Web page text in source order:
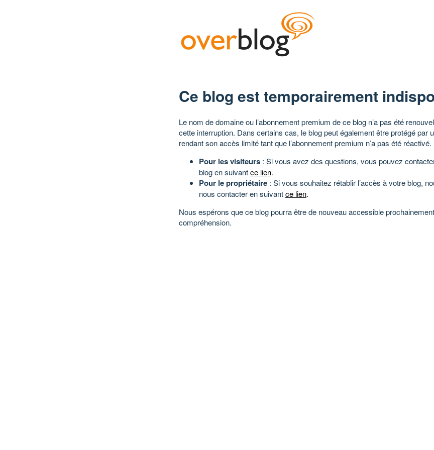
Ce blog est temporairement
Le nom de domaine ou l’abonnement premium de ce blog n’a pas été
cette interruption. Dans certains cas, le blog peut également être protégé par
rendant son accès limité tant que l’abonnement premium n’a pas été réactivé.
Pour les visiteurs : Si vous avez des questions, vous pouvez
blog en suivantce lien.
Pour le propriétaire : Si vous souhaitez rétablir l’accès à votre blog,
nous contacter en suivantce lien.
Nous espérons que ce blog pourra être de nouveau accessible
compréhension.